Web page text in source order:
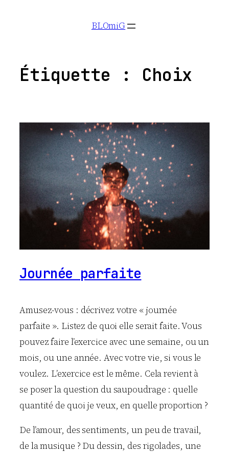
BLOmiG
Étiquette : Choix
Journée parfaite
Amusez-vous : décrivez votre « journée
parfaite ». Listez de quoi elle serait faite. Vous
pouvez faire l’exercice avec une semaine, ou un
mois, ou une année. Avec votre vie, si vous le
voulez. L’exercice est le même. Cela revient à
se poser la question du saupoudrage : quelle
quantité de quoi je veux, en quelle proportion ?
De l’amour, des sentiments, un peu de travail,
de la musique ? Du dessin, des rigolades, une